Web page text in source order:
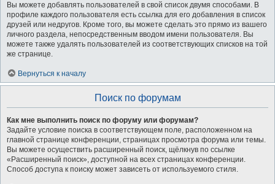
Вы можете добавлять пользователей в свой список двумя способами. В
профиле каждого пользователя есть ссылка для его добавления в список
друзей или недругов. Кроме того, вы можете сделать это прямо из вашего
личного раздела, непосредственным вводом имени пользователя. Вы
можете также удалять пользователей из соответствующих списков на той
же странице.
Вернуться к началу
Поиск по форумам
Как мне выполнить поиск по форуму или форумам?
Задайте условие поиска в соответствующем поле, расположенном на
главной странице конференции, страницах просмотра форума или темы.
Вы можете осуществить расширенный поиск, щёлкнув по ссылке
«Расширенный поиск», доступной на всех страницах конференции.
Способ доступа к поиску может зависеть от используемого стиля.